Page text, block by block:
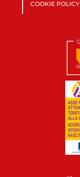
COOKIE POLICY